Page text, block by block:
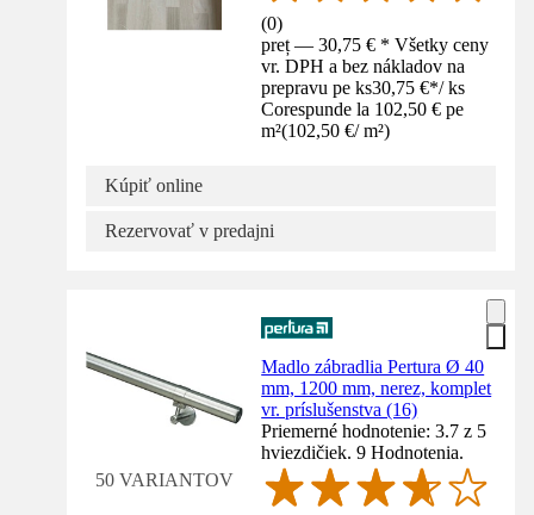
(0)
preț — 30,75 € * Všetky ceny
vr. DPH a bez nákladov na
prepravu pe ks30,75 €*/ ks
Corespunde la 102,50 € pe
m²(102,50 €/ m²)
Kúpiť online
Rezervovať v predajni
50 VARIANTOV
Madlo zábradlia Pertura Ø 40
mm, 1200 mm, nerez, komplet
vr. príslušenstva (16)
Priemerné hodnotenie: 3.7 z 5
hviezdičiek. 9 Hodnotenia.